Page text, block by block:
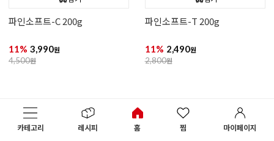
카테고리 레시피 홈 찜 마이페이지
파인소프트-C 200g
11% 3,990원
4,500원
파인소프트-T 200g
11% 2,490원
2,800원